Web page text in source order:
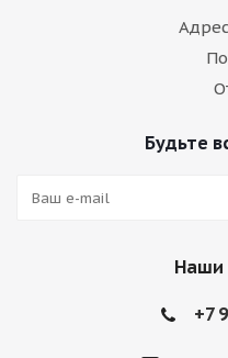
Будьте
Наши
+7